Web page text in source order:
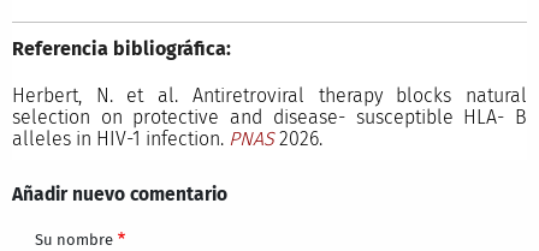
Referencia bibliográfica:
Herbert, N. et al. Antiretroviral therapy blocks natural
selection on protective and disease- susceptible HLA- B
alleles in HIV-1 infection. PNAS2026.
Añadir nuevo comentario
Su nombre